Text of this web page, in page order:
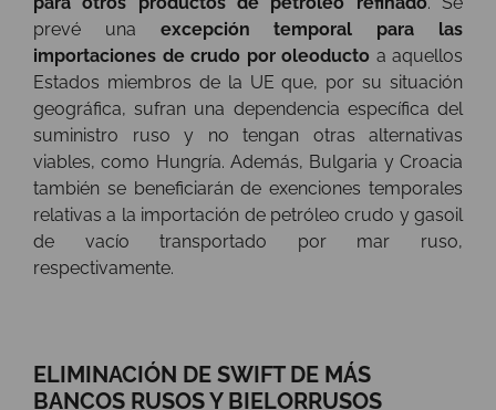
prevé una excepción temporal para las
importaciones de crudo por oleoducto a aquellos
Estados miembros de la UE que, por su situación
geográfica, sufran una dependencia específica del
suministro ruso y no tengan otras alternativas
viables, como Hungría. Además, Bulgaria y Croacia
también se beneficiarán de exenciones temporales
relativas a la importación de petróleo crudo y gasoil
de vacío transportado por mar ruso,
respectivamente.
ELIMINACIÓN DE SWIFT DE MÁS
BANCOS RUSOS Y BIELORRUSOS